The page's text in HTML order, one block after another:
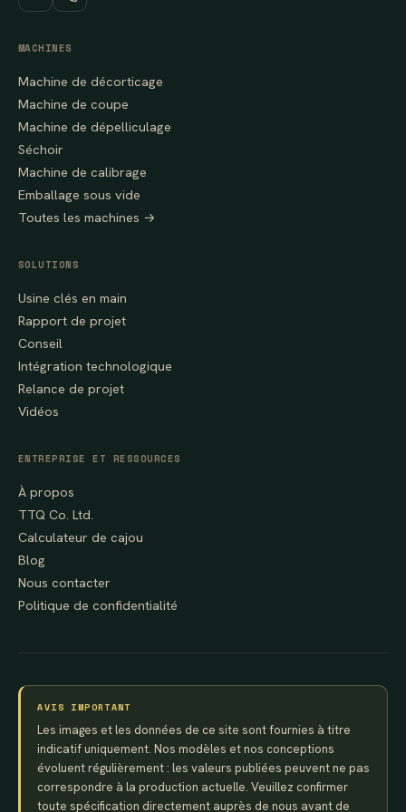
MACHINES
Machine de décorticage
Machine de coupe
Machine de dépelliculage
Séchoir
Machine de calibrage
Emballage sous vide
Toutes les machines →
SOLUTIONS
Usine clés en main
Rapport de projet
Conseil
Intégration technologique
Relance de projet
Vidéos
ENTREPRISE ET RESSOURCES
À propos
TTQ Co. Ltd.
Calculateur de cajou
Blog
Nous contacter
Politique de confidentialité
AVIS IMPORTANT
Les images et les données de ce site sont fournies à titre
indicatif uniquement. Nos modèles et nos conceptions
évoluent régulièrement : les valeurs publiées peuvent ne pas
correspondre à la production actuelle. Veuillez confirmer
toute spécification directement auprès de nous avant de